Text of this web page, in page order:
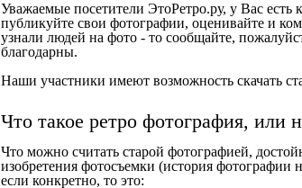
Уважаемые посетители ЭтоРетро.ру, у Вас есть
публикуйте свои фотографии, оценивайте и
узнали людей на фото - то сообщайте,
благодарны.
Наши участники имеют возможность скачать
Что такое ретро фотография, или
Что можно считать старой фотографией,
изобретения фотосъемки (история фотографии
если конкретно, то это: